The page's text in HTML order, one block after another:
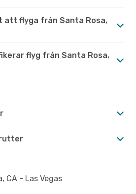
att flyga från Santa Rosa,
flyg från Santa Rosa,
CA - Las Vegas